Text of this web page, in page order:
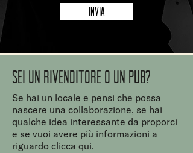
Invia
Sei un rivenditore o un PUB?
Se hai un locale e pensi che possa
nascere una collaborazione, se hai
qualche idea interessante da proporci
e se vuoi avere più informazioni a
riguardo clicca qui.